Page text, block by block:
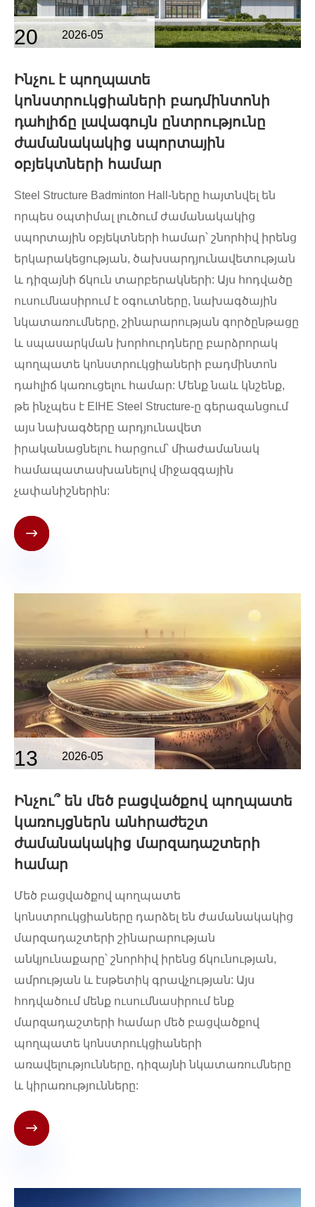
20 2026-05
Ինչու է պողպատե
կոնստրուկցիաների բադմինտոնի
դահլիճը լավագույն ընտրությունը
ժամանակակից սպորտային
օբյեկտների համար
Steel Structure Badminton Hall-ները հայտնվել են
որպես օպտիմալ լուծում ժամանակակից
սպորտային օբյեկտների համար՝ շնորհիվ իրենց
երկարակեցության, ծախսարդյունավետության
և դիզայնի ճկուն տարբերակների: Այս հոդվածը
ուսումնասիրում է օգուտները, նախագծային
նկատառումները, շինարարության գործընթացը
և սպասարկման խորհուրդները բարձրորակ
պողպատե կոնստրուկցիաների բադմինտոն
դահլիճ կառուցելու համար: Մենք նաև կնշենք,
թե ինչպես է EIHE Steel Structure-ը գերազանցում
այս նախագծերը արդյունավետ
իրականացնելու հարցում՝ միաժամանակ
համապատասխանելով միջազգային
չափանիշներին:

13 2026-05
Ինչու՞ են մեծ բացվածքով պողպատե
կառույցներն անհրաժեշտ
ժամանակակից մարզադաշտերի
համար
Մեծ բացվածքով պողպատե
կոնստրուկցիաները դարձել են ժամանակակից
մարզադաշտերի շինարարության
անկյունաքարը՝ շնորհիվ իրենց ճկունության,
ամրության և էսթետիկ գրավչության: Այս
հոդվածում մենք ուսումնասիրում ենք
մարզադաշտերի համար մեծ բացվածքով
պողպատե կոնստրուկցիաների
առավելությունները, դիզայնի նկատառումները
և կիրառությունները:
